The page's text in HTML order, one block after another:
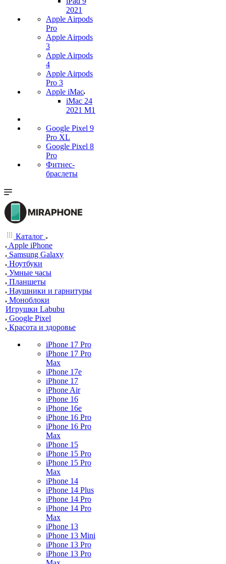
2021
Apple Airpods
Pro
Apple Airpods
3
Apple Airpods
4
Apple Airpods
Pro 3
Apple iMac
iMac 24
2021 M1
Google Pixel 9
Pro XL
Google Pixel 8
Pro
Фитнес-
браслеты
Каталог
Apple iPhone
Samsung Galaxy
Ноутбуки
Умные часы
Планшеты
Наушники и гарнитуры
Моноблоки
Игрушки Labubu
Google Pixel
Красота и здоровье
iPhone 17 Pro
iPhone 17 Pro
Max
iPhone 17e
iPhone 17
iPhone Air
iPhone 16
iPhone 16e
iPhone 16 Pro
iPhone 16 Pro
Max
iPhone 15
iPhone 15 Pro
iPhone 15 Pro
Max
iPhone 14
iPhone 14 Plus
iPhone 14 Pro
iPhone 14 Pro
Max
iPhone 13
iPhone 13 Mini
iPhone 13 Pro
iPhone 13 Pro